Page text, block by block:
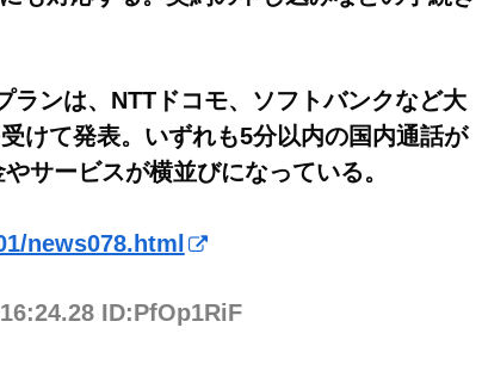
ンは、NTTドコモ、ソフトバンクなど大
けて発表。いずれも5分以内の国内通話が
サービスが横並びになっている。
news078.html
ID:PfOp1RiF